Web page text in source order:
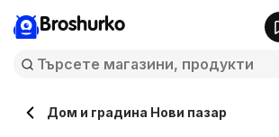
Broshurko
Дом и градина Нови пазар